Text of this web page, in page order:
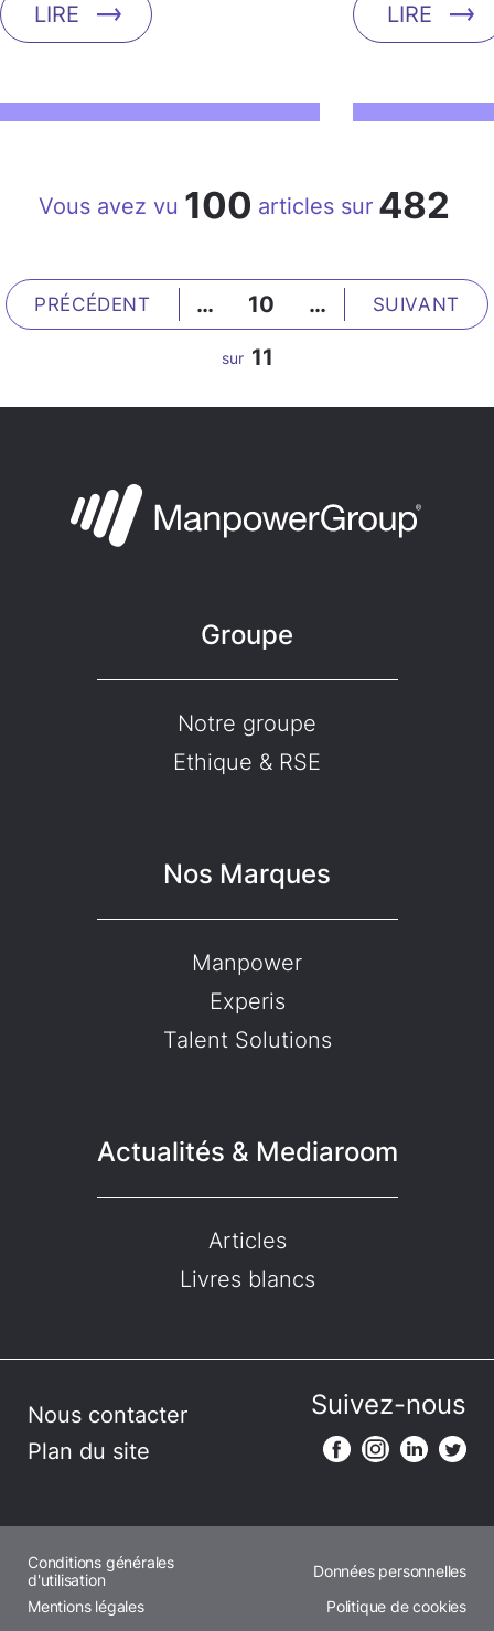
LIRE
LIRE
Vous avez vu 100 articles sur 482
PRÉCÉDENT … 10 … SUIVANT
sur 11
Groupe
Notre groupe
Ethique & RSE
Nos Marques
Manpower
Experis
Talent Solutions
Actualités & Mediaroom
Articles
Livres blancs
Nous contacter
Plan du site
Suivez-nous
Conditions générales
d'utilisation
Données personnelles
Mentions légales
Politique de cookies